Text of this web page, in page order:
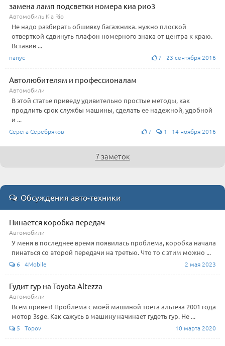
замена ламп подсветки номера киа рио3
Автомобиль Kia Rio
Не надо разбирать обшивку багажника. нужно плоской
отверткой сдвинуть плафон номерного знака от центра к краю.
Вставив ...
папус 7 23 сентября 2016
Автолюбителям и профессионалам
Автомобили
В этой статье приведу удивительно простые методы, как
продлить срок службы машины, сделать ее надежной, удобной
и ...
Серега Серебряков 7 1 14 ноября 2016
7 заметок
Обсуждения авто-техники
Пинается коробка передач
Автомобили
У меня в последнее время появилась проблема, коробка начала
пинаться со второй передачи на третью. Что то с этим можно ...
6 4Mobile 2 мая 2023
Гудит гур на Toyota Altezza
Автомобили
Всем привет! Проблема с моей машиной тоета альтеза 2001 года
мотор 3sge. Как сажусь в машину начинает гудеть гур. Не ...
5 Topov 10 марта 2020